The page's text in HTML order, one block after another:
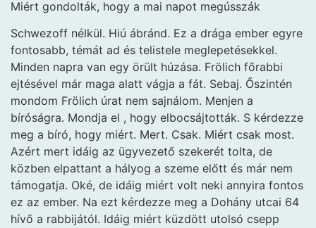
Miért gondolták, hogy a mai napot megússzák
Schwezoff nélkül. Hiú ábránd. Ez a drága ember egyre
fontosabb, témát ad és telistele meglepetésekkel.
Minden napra van egy örült húzása. Frölich főrabbi
ejtésével már maga alatt vágja a fát. Sebaj. Őszintén
mondom Frölich úrat nem sajnálom. Menjen a
bíróságra. Mondja el , hogy elbocsájtották. S kérdezze
meg a bíró, hogy miért. Mert. Csak. Miért csak most.
Azért mert idáig az ügyvezető szekerét tolta, de
közben elpattant a hályog a szeme előtt és már nem
támogatja. Oké, de idáig miért volt neki annyira fontos
ez az ember. Na ezt kérdezze meg a Dohány utcai 64
hívő a rabbijától. Idáig miért küzdött utolsó csepp